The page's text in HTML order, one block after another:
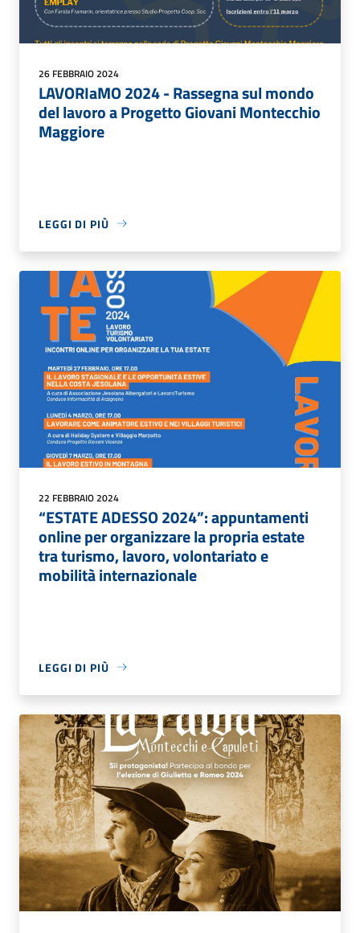
26 FEBBRAIO 2024
LAVORIaMO 2024 - Rassegna sul mondo
del lavoro a Progetto Giovani Montecchio
Maggiore
LEGGI DI PIÙ
22 FEBBRAIO 2024
“ESTATE ADESSO 2024”: appuntamenti
online per organizzare la propria estate
tra turismo, lavoro, volontariato e
mobilità internazionale
LEGGI DI PIÙ